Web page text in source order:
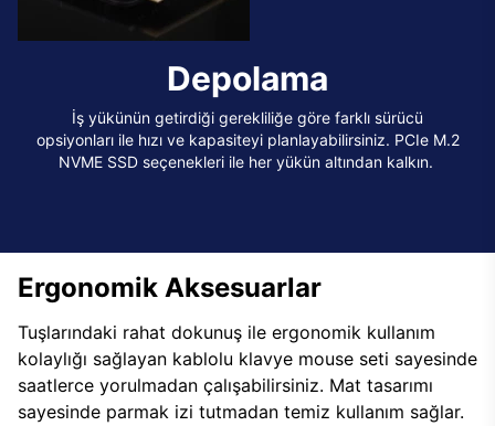
Depolama
İş yükünün getirdiği gerekliliğe göre farklı sürücü
opsiyonları ile hızı ve kapasiteyi planlayabilirsiniz. PCIe M.2
NVME SSD seçenekleri ile her yükün altından kalkın.
Ergonomik Aksesuarlar
Tuşlarındaki rahat dokunuş ile ergonomik kullanım
kolaylığı sağlayan kablolu klavye mouse seti sayesinde
saatlerce yorulmadan çalışabilirsiniz. Mat tasarımı
sayesinde parmak izi tutmadan temiz kullanım sağlar.